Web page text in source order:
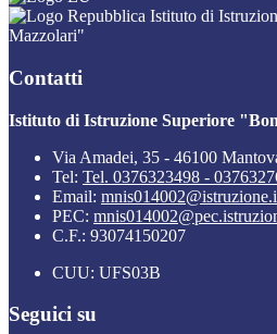
Istituto di
Mazzolari"
Contatti
Istituto di Istruzione Superiore
Via Amadei, 35 - 46100
Tel: Tel. 0376323498 -
Email:
PEC:
C.F.: 93074150207
CUU: UFS03B
Seguici su